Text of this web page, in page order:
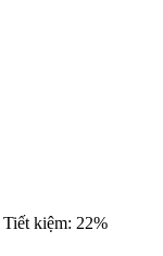
Tiết kiệm: 22%